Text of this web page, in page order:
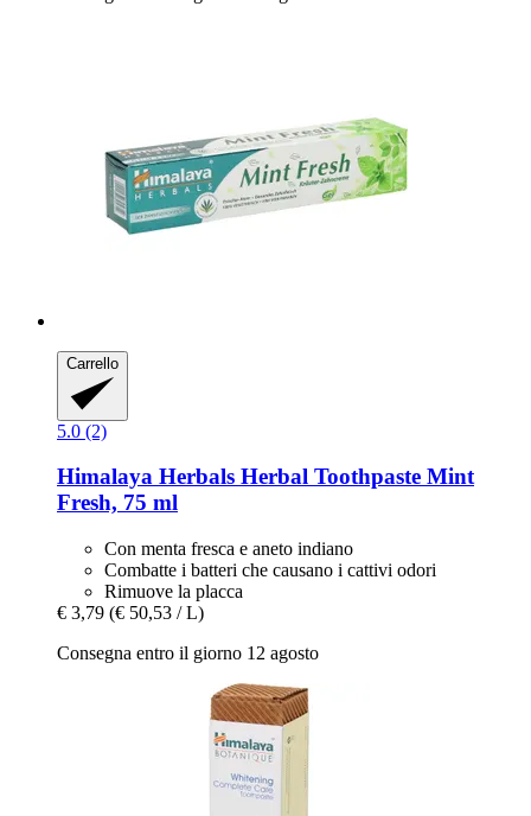
Carrello
5.0 (2)
Himalaya Herbals Herbal Toothpaste Mint
Fresh, 75 ml
Con menta fresca e aneto indiano
Combatte i batteri che causano i cattivi odori
Rimuove la placca
€ 3,79 (€ 50,53 / L)
Consegna entro il giorno 12 agosto